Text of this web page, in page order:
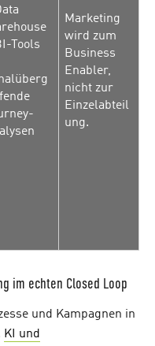
Tools
Marketing
wird zum
Business
Enabler,
nicht zur
Einzelabteil
ung.
im echten Closed Loop
und Kampagnen in
KI und